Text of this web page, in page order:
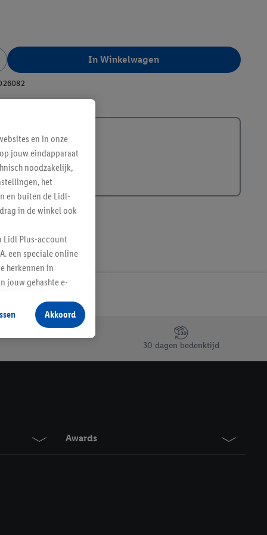
In Winkelwagen
30 dagen bedenktijd
Awards
en in onze
jouw eindapparaat
noodzakelijk,
het
en buiten de Lidl-
in de winkel ook
Lidl Plus-account
een speciale online
herkennen in
jouw gehashte e-
producten waarin je
te plaatsen
verschillende
kunnen worden
vergelijkbare
in te
Akkoord